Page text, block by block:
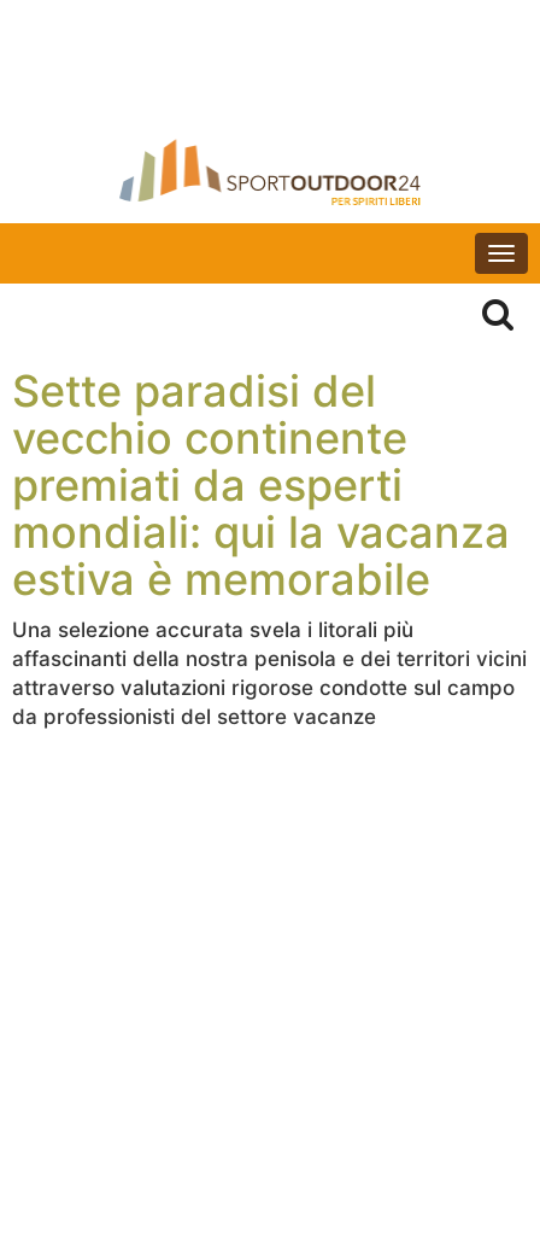
Sette paradisi del
vecchio continente
premiati da esperti
mondiali: qui la vacanza
estiva è memorabile
Una selezione accurata svela i litorali più
affascinanti della nostra penisola e dei territori vicini
attraverso valutazioni rigorose condotte sul campo
da professionisti del settore vacanze